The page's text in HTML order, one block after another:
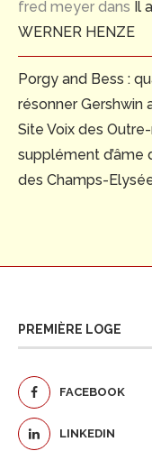
fred meyer dans Il
WERNER HENZE
Porgy and Bess :
résonner Gershwin
Site Voix des
supplément d’âme
des Champs-
PREMIÈRE LOGE
FACEBOOK
LINKEDIN